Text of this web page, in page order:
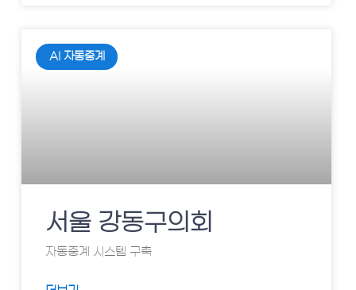
AI 자동중계
서울 강동구의회
자동중계 시스템 구축